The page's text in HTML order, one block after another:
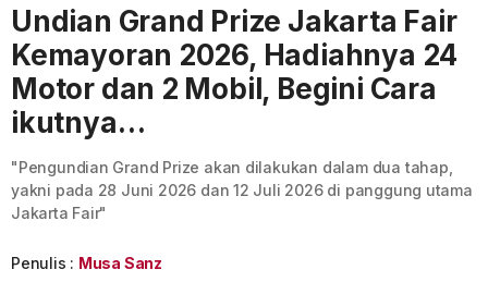
Undian Grand Prize Jakarta Fair
Kemayoran 2026, Hadiahnya 24
Motor dan 2 Mobil, Begini Cara
ikutnya…
"Pengundian Grand Prize akan dilakukan dalam dua tahap,
yakni pada 28 Juni 2026 dan 12 Juli 2026 di panggung utama
Jakarta Fair"
Penulis : Musa Sanz